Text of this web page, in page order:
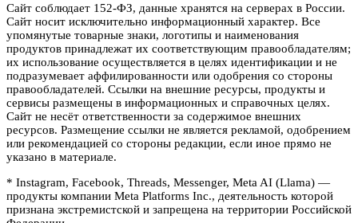
Сайт соблюдает 152-ФЗ, данные хранятся на серверах в России.
Сайт носит исключительно информационный характер. Все
упомянутые товарные знаки, логотипы и наименования
продуктов принадлежат их соответствующим правообладателям;
их использование осуществляется в целях идентификации и не
подразумевает аффилированности или одобрения со стороны
правообладателей. Ссылки на внешние ресурсы, продукты и
сервисы размещены в информационных и справочных целях.
Сайт не несёт ответственности за содержимое внешних
ресурсов. Размещение ссылки не является рекламой, одобрением
или рекомендацией со стороны редакции, если иное прямо не
указано в материале.
* Instagram, Facebook, Threads, Messenger, Meta AI (Llama) —
продукты компании Meta Platforms Inc., деятельность которой
признана экстремистской и запрещена на территории Российской